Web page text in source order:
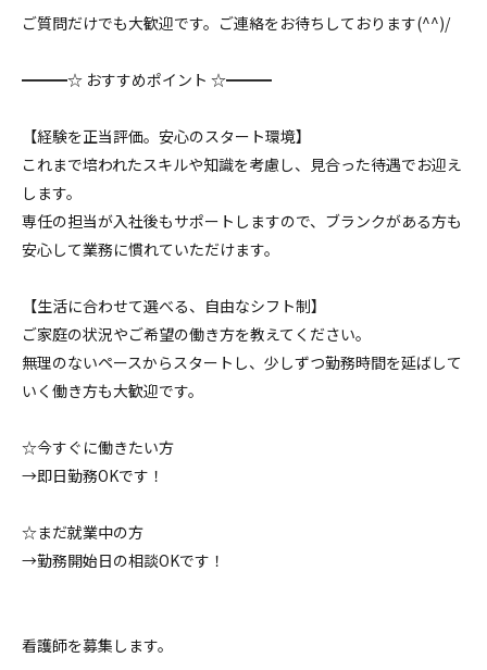
ご質問だけでも大歓迎です。ご連絡をお待ちしております(^^)/
━━━☆ おすすめポイント ☆━━━
【経験を正当評価。安心のスタート環境】
これまで培われたスキルや知識を考慮し、見合った待遇でお迎え
します。
専任の担当が入社後もサポートしますので、ブランクがある方も
安心して業務に慣れていただけます。
【生活に合わせて選べる、自由なシフト制】
ご家庭の状況やご希望の働き方を教えてください。
無理のないペースからスタートし、少しずつ勤務時間を延ばして
いく働き方も大歓迎です。
☆今すぐに働きたい方
→即日勤務OKです！
☆まだ就業中の方
→勤務開始日の相談OKです！
看護師を募集します。